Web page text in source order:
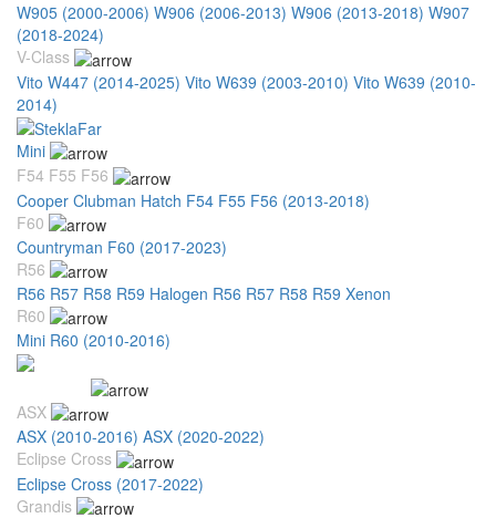
W905 (2000-2006) W906 (2006-2013) W906 (2013-2018) W907
(2018-2024)
V-Class
Vito W447 (2014-2025) Vito W639 (2003-2010) Vito W639 (2010-
2014)
Mini
F54 F55 F56
Cooper Clubman Hatch F54 F55 F56 (2013-2018)
F60
Countryman F60 (2017-2023)
R56
R56 R57 R58 R59 Halogen R56 R57 R58 R59 Xenon
R60
Mini R60 (2010-2016)
ASX
ASX (2010-2016) ASX (2020-2022)
Eclipse Cross
Eclipse Cross (2017-2022)
Grandis